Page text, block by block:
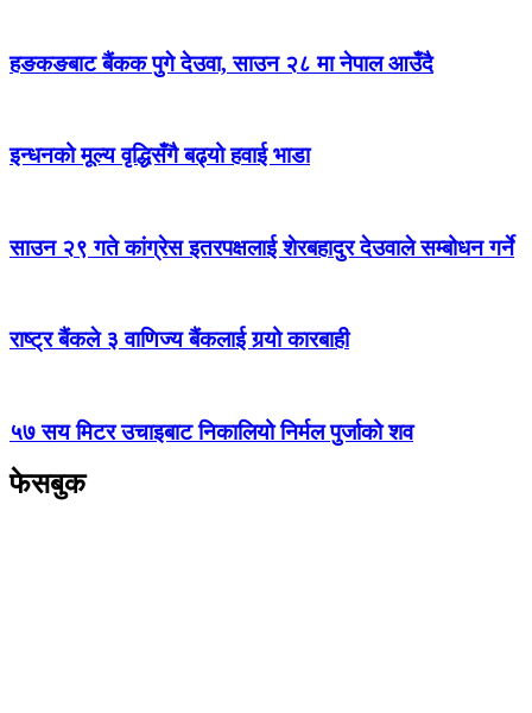
हङकङबाट बैंकक पुगे देउवा, साउन २८ मा नेपाल आउँदै
इन्धनको मूल्य वृद्धिसँगै बढ्यो हवाई भाडा
साउन २९ गते कांग्रेस इतरपक्षलाई शेरबहादुर देउवाले सम्बोधन गर्ने
राष्ट्र बैंकले ३ वाणिज्य बैंकलाई गर्‍यो कारबाही
५७ सय मिटर उचाइबाट निकालियो निर्मल पुर्जाको शव
फेसबुक